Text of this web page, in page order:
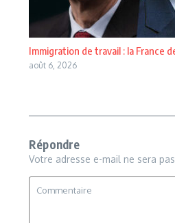
Immigration de travail : la France
août 6, 2026
Répondre
Votre adresse e-mail ne sera